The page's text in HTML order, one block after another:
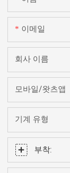
이메일
회사 이름
모바일/왓츠앱
기계 유형
부착: